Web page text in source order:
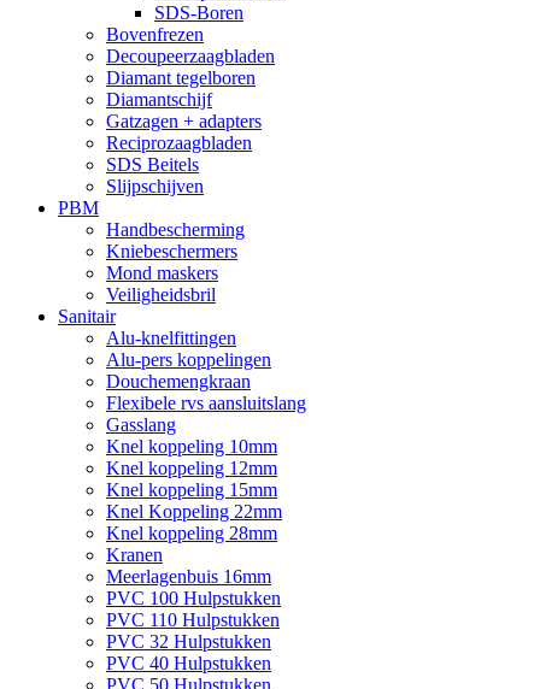
SDS-Boren
Bovenfrezen
Decoupeerzaagbladen
Diamant tegelboren
Diamantschijf
Gatzagen + adapters
Reciprozaagbladen
SDS Beitels
Slijpschijven
PBM
Handbescherming
Kniebeschermers
Mond maskers
Veiligheidsbril
Sanitair
Alu-knelfittingen
Alu-pers koppelingen
Douchemengkraan
Flexibele rvs aansluitslang
Gasslang
Knel koppeling 10mm
Knel koppeling 12mm
Knel koppeling 15mm
Knel Koppeling 22mm
Knel koppeling 28mm
Kranen
Meerlagenbuis 16mm
PVC 100 Hulpstukken
PVC 110 Hulpstukken
PVC 32 Hulpstukken
PVC 40 Hulpstukken